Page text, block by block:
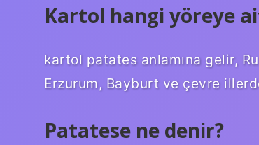
Kartol hangi yöreye
kartol patates anlamına gelir,
Erzurum, Bayburt ve çevre
Patatese ne denir?